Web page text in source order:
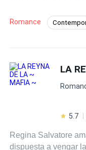
escenarios tabú y
Se recomienda
tentación tan
hombres que toman
y posesiva, y a
caricia robada, cada
rompen y el placer
dominación, entrega
Romance
LA
5.7
Regina Salvatore
dispuesta a vengar